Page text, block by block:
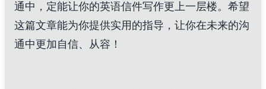
通中，定能让你的英语信件写作更上一层楼。希望
这篇文章能为你提供实用的指导，让你在未来的沟
通中更加自信、从容！